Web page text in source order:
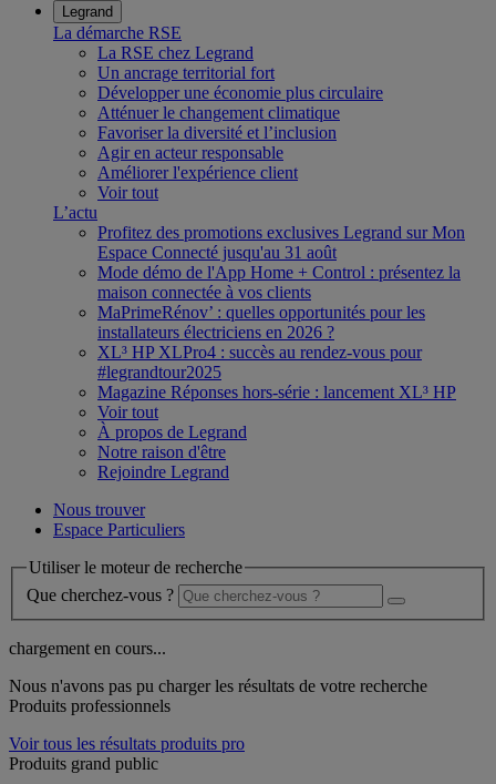
Legrand
La démarche RSE
La RSE chez Legrand
Un ancrage territorial fort
Développer une économie plus circulaire
Atténuer le changement climatique
Favoriser la diversité et l’inclusion
Agir en acteur responsable
Améliorer l'expérience client
Voir tout
L’actu
Profitez des promotions exclusives Legrand sur Mon
Espace Connecté jusqu'au 31 août
Mode démo de l'App Home + Control : présentez la
maison connectée à vos clients
MaPrimeRénov’ : quelles opportunités pour les
installateurs électriciens en 2026 ?
XL³ HP XLPro4 : succès au rendez-vous pour
#legrandtour2025
Magazine Réponses hors-série : lancement XL³ HP
Voir tout
À propos de Legrand
Notre raison d'être
Rejoindre Legrand
Nous trouver
Espace Particuliers
Utiliser le moteur de recherche
Que cherchez-vous ?
chargement en cours...
Nous n'avons pas pu charger les résultats de votre recherche
Produits professionnels
Voir tous les résultats produits pro
Produits grand public